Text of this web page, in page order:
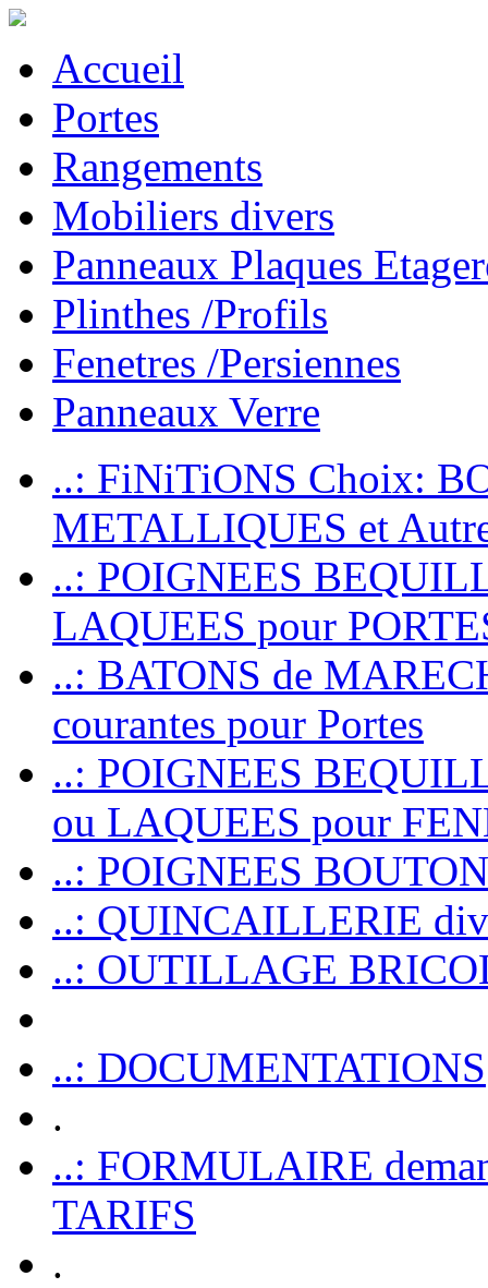
Accueil
Portes
Rangements
Mobiliers divers
Panneaux Plaques
Plinthes /Profils
Fenetres /Persiennes
Panneaux Verre
..: FiNiTiONS Choix:
METALLIQUES et
..: POIGNEES
LAQUEES pour
..: BATONS de
courantes pour Portes
..: POIGNEES
ou LAQUEES pour
..: POIGNEES
..: QUINCAILLERIE
..: OUTILLAGE
..: DOCUMENTATIONS
.
..: FORMULAIRE
TARIFS
.